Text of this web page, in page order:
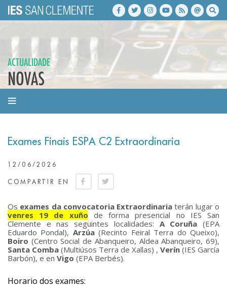
ACTUALIDADE
NOVAS
Exames Finais ESPA C2 Extraordinaria
12/06/2026
COMPARTIR EN
Os exames da convocatoria Extraordinaria terán lugar o
venres 19 de xuño de forma presencial no IES San
Clemente e nas seguintes localidades: A Coruña (EPA
Eduardo Pondal), Arzúa(Recinto Feiral Terra do Queixo),
Boiro (Centro Social de Abanqueiro, Aldea Abanqueiro, 69),
Santa Comba (Multiúsos Terra de Xallas) , Verín (IES García
Barbón), e en Vigo (EPA Berbés).
Horario dos exames: